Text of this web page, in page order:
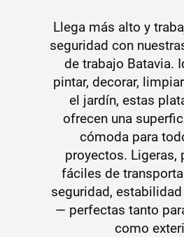
Llega más alto y
seguridad con
de trabajo Batavia.
pintar, decorar,
el jardín, estas
ofrecen una
cómoda para
proyectos. Ligeras,
fáciles de
seguridad,
— perfectas tanto
como